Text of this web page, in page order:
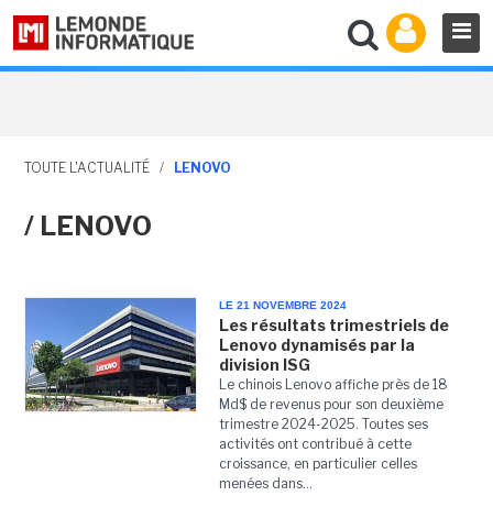
TOUTE L'ACTUALITÉ / LENOVO
/ LENOVO
LE 21 NOVEMBRE 2024
Les résultats trimestriels de
Lenovo dynamisés par la
division ISG
Le chinois Lenovo affiche près de 18
Md$ de revenus pour son deuxième
trimestre 2024-2025. Toutes ses
activités ont contribué à cette
croissance, en particulier celles
menées dans...